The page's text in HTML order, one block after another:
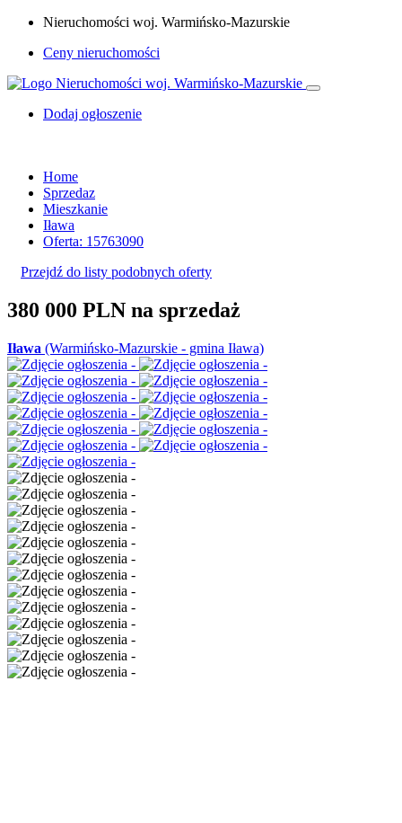
Nieruchomości woj. Warmińsko-Mazurskie
Ceny nieruchomości
Dodaj ogłoszenie
Home
Sprzedaz
Mieszkanie
Iława
Oferta: 15763090
Przejdź do listy podobnych oferty
380 000 PLN na sprzedaż
Iława (Warmińsko-Mazurskie - gmina Iława)